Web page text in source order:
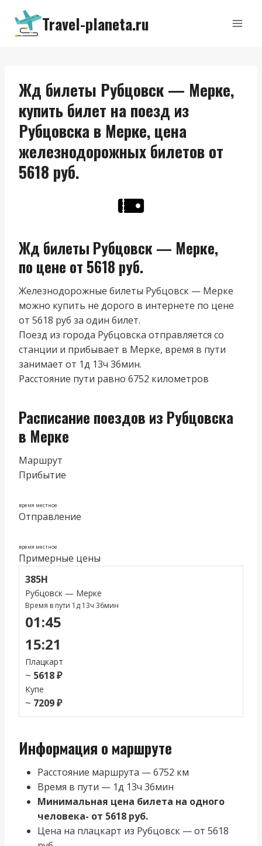
Перейти
содержимому
Travel-planeta.ru
Жд билеты Рубцовск — Мерке,
купить билет на поезд из
Рубцовска в Мерке, цена
железнодорожных билетов от
5618 руб.
Жд билеты Рубцовск — Мерке,
по цене от 5618 руб.
Железнодорожные билеты Рубцовск — Мерке
можно купить не дорого в интернете по цене
от 5618 руб за один билет.
Поезд из города Рубцовска отправляется со
станции и прибывает в Мерке, время в пути
занимает от 1д 13ч 36мин.
Расстояние пути равно 6752 километров
Расписание поездов из Рубцовска
в Мерке
Маршрут
Прибытие
время местное
Отправление
время местное
Примерные цены
385Н
Рубцовск — Мерке
Время в пути 1д 13ч 36мин
01:45
15:21
Плацкарт
~ 5618 ₽
Купе
~ 7209 ₽
Информация о маршруте
Расстояние маршрута — 6752 км
Время в пути — 1д 13ч 36мин
Минимальная цена билета на одного
человека- от 5618 руб.
Цена на плацкарт из Рубцовск — от 5618